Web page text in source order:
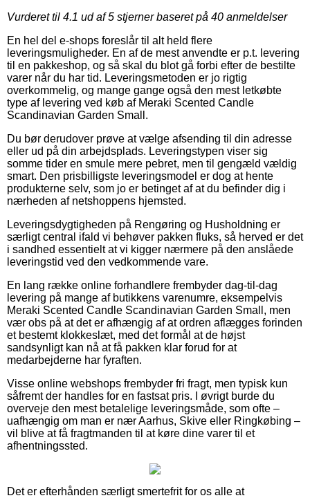
Vurderet til 4.1 ud af 5 stjerner baseret på 40 anmeldelser
En hel del e-shops foreslår til alt held flere
leveringsmuligheder. En af de mest anvendte er p.t. levering
til en pakkeshop, og så skal du blot gå forbi efter de bestilte
varer når du har tid. Leveringsmetoden er jo rigtig
overkommelig, og mange gange også den mest letkøbte
type af levering ved køb af Meraki Scented Candle
Scandinavian Garden Small.
Du bør derudover prøve at vælge afsending til din adresse
eller ud på din arbejdsplads. Leveringstypen viser sig
somme tider en smule mere pebret, men til gengæld vældig
smart. Den prisbilligste leveringsmodel er dog at hente
produkterne selv, som jo er betinget af at du befinder dig i
nærheden af netshoppens hjemsted.
Leveringsdygtigheden på Rengøring og Husholdning er
særligt central ifald vi behøver pakken fluks, så herved er det
i sandhed essentielt at vi kigger nærmere på den anslåede
leveringstid ved den vedkommende vare.
En lang række online forhandlere frembyder dag-til-dag
levering på mange af butikkens varenumre, eksempelvis
Meraki Scented Candle Scandinavian Garden Small, men
vær obs på at det er afhængig af at ordren aflægges forinden
et bestemt klokkeslæt, med det formål at de højst
sandsynligt kan nå at få pakken klar forud for at
medarbejderne har fyraften.
Visse online webshops frembyder fri fragt, men typisk kun
såfremt der handles for en fastsat pris. I øvrigt burde du
overveje den mest betalelige leveringsmåde, som ofte –
uafhængig om man er nær Aarhus, Skive eller Ringkøbing –
vil blive at få fragtmanden til at køre dine varer til et
afhentningssted.
Det er efterhånden særligt smertefrit for os alle at